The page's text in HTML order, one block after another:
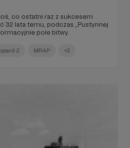
co ostatni raz z sukcesem
32 lata temu, podczas „Pustynnej
pole bitwy.
2 MRAP +2